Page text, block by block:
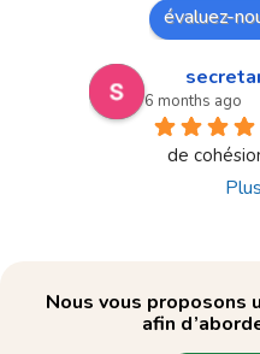
évaluez-
6 months ago
de
Nous vous proposons
afin